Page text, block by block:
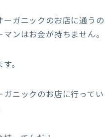
ーガニックのお店に通う
マンはお金が持ちません。
。
ガニックのお店に行って